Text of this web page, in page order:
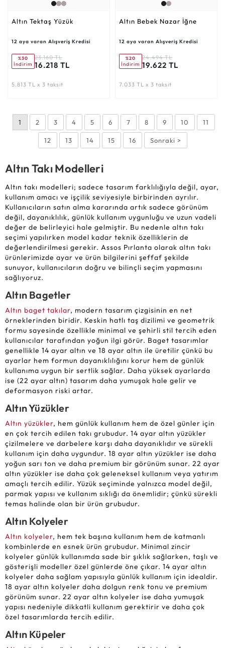
Altın Tektaş Yüzük
12 aya varan Alışveriş Kredisi
%30
İndirim
23.160 TL
16.218 TL
5.813 TL x 3 taksit
Altın Bebek Nazar İğne
12 aya varan Alışveriş Kredisi
%20
İndirim
24.494 TL
19.622 TL
7.033 TL x 3 taksit
1 2 3 4 5 6 7 8 9 10 11
12 13 14 15 16 Sonraki >
Altın Takı Modelleri
Altın takı modelleri; sadece tasarım farklılığıyla değil, ayar,
kullanım amacı ve işçilik seviyesiyle birbirinden ayrılır.
Kullanıcıların satın alma kararında artık sadece görünüm
değil, dayanıklılık, günlük kullanım uygunluğu ve uzun vadeli
değer de belirleyici hale gelmiştir. Bu nedenle altın takı
seçimi yapılırken model kadar teknik özelliklerin de
değerlendirilmesi gerekir. Assos Pırlanta olarak altın takı
ürünlerimizde ayar ve ürün bilgilerini şeffaf şekilde
sunuyor, kullanıcıların doğru ve bilinçli seçim yapmasını
sağlıyoruz.
Altın Bagetler
Altın baget takılar, modern tasarım çizgisinin en net
örneklerinden biridir. Keskin hatlı taş dizilimi ve geometrik
formu sayesinde özellikle minimal ve şehirli stil tercih eden
kullanıcılar tarafından yoğun ilgi görür. Baget tasarımlar
genellikle 14 ayar altın ve 18 ayar altın ile üretilir çünkü bu
ayarlar hem formun dayanıklılığını korur hem de günlük
kullanıma uygun bir sertlik sağlar. Daha yüksek ayarlarda
ise (22 ayar altın) tasarım daha yumuşak hale gelir ve
deformasyon riski artar.
Altın Yüzükler
Altın yüzükler, hem günlük kullanım hem de özel günler için
en çok tercih edilen takı grubudur. 14 ayar altın yüzükler
çizilmelere ve darbelere karşı daha dayanıklıdır ve sürekli
kullanım için daha uygundur. 18 ayar altın yüzükler ise daha
yoğun sarı ton ve daha premium bir görünüm sunar. 22 ayar
altın yüzükler ise daha çok geleneksel kullanım veya yatırım
amaçlı tercih edilir. Yüzük seçiminde yalnızca model değil,
parmak yapısı ve kullanım sıklığı da önemlidir; çünkü sürekli
temas halinde olan bir ürün grubudur.
Altın Kolyeler
Altın kolyeler, hem tek başına kullanım hem de katmanlı
kombinlerde en esnek ürün grubudur. Minimal zincir
kolyeler günlük kullanımda sade bir şıklık sağlarken, taşlı ve
gösterişli modeller özel günlerde öne çıkar. 14 ayar altın
kolyeler daha sağlam yapısıyla günlük kullanım için idealdir.
18 ayar altın kolyeler daha dolgun renk tonu ve premium
görünüm sunar. 22 ayar altın kolyeler ise daha yumuşak
yapısı nedeniyle dikkatli kullanım gerektirir ve daha çok
özel tasarımlarda tercih edilir.
Altın Küpeler